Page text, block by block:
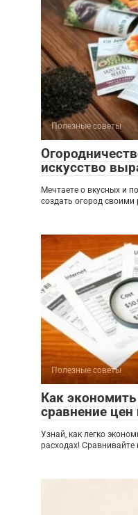
Полезные советы
искусство
Мечтаете о вкусных и
создать огород своими
Полезные советы
Как экономить
сравнение цен
Узнай, как легко
расходах! Сравнивайте